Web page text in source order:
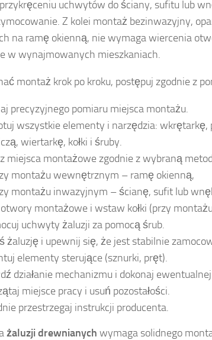
uchwytów do ściany, sufitu lub
Z kolei montaż bezinwazyjny,
na ramę okienną, nie wymaga wiercenia
w wynajmowanych mieszkaniach.
montaż krok po kroku, postępuj zgodnie z
precyzyjnego pomiaru miejsca montażu.
wszystkie elementy i narzędzia: wkrętarkę,
wiertarkę, kołki i śruby.
miejsca montażowe zgodnie z wybraną
montażu wewnętrznym – ramę okienną,
montażu inwazyjnym – ścianę, sufit lub
montażowe i wstaw kołki (przy
uchwyty żaluzji za pomocą śrub.
żaluzję i upewnij się, że jest stabilnie
elementy sterujące (sznurki, pręt).
działanie mechanizmu i dokonaj
miejsce pracy i usuń pozostałości.
przestrzegaj instrukcji producenta.
żaluzji drewnianych wymaga solidnego